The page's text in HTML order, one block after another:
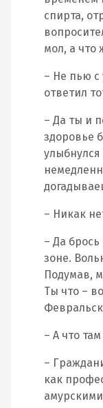
спирта,
мол, а что
– Не пью с
ответил
– Да ты и
здоровье
– Никак
– Да
зоне.
Подумав,
Ты что –
– А что
–
как